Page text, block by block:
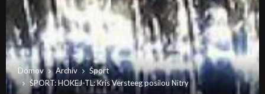
Domov Archív
Šport
ŠPORT: HOKEJ-TL: Kris Versteeg posilou Nitry